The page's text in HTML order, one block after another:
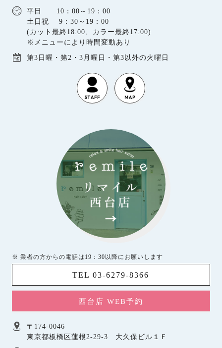
平日 10：00～19：00
土日祝 9：30～19：00
(カット最終18:00、カラー最終17:00)
※メニューにより時間変動あり
第3日曜・第2・3月曜日・第3以外の火曜日
※ 業者の方からの電話は19：30以降にお願いします
TEL 03-6279-8366
西台店 WEB予約
〒174-0046
東京都板橋区蓮根2-29-3 大久保ビル１Ｆ